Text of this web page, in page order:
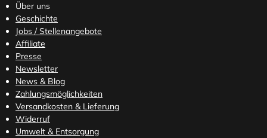
Über uns
Geschichte
Jobs / Stellenangebote
Affiliate
Presse
Newsletter
News & Blog
Zahlungsmöglichkeiten
Versandkosten & Lieferung
Widerruf
Umwelt & Entsorgung